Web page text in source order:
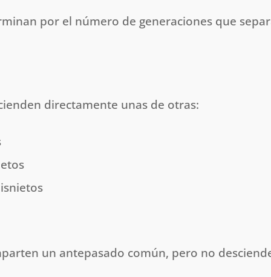
por el número de generaciones que
directamente unas de otras:
un antepasado común, pero no